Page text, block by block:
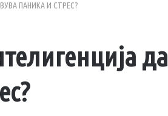
ПАНИКА И СТРЕС?
да